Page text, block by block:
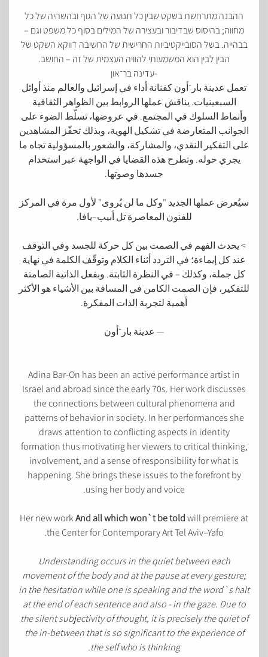
ההבנה מתרחשת בשקט שבין כל תנועה של הגוף ובהשהיה של כל
מחווה; בהיסוס שבדיבור ובעצירה של המילים בסוף כל משפט וגם –
בבהייה. בשל הסובייקטיביות החרישית של החשיבה דווקא השקט של
הבין לבין הוא המשמעותי להוויה העצמית של זה – החושב.
-עדינה בר־און
تعمل عدينة بار־أون كفنانة أداء في إسرائيل والعالم منذ أوائل
السبعينيات. يناقش عملها الروابط بين الظواهر الثقافية
وأنماط السلوك في المجتمع. في عروضها، تسلّط الضوء على
الجوانب المتعارضة في تشكيل الهوية، وبذلك تحفّز المشاهدين
على التفكير النقدي، والمشاركة، والشعور بالمسؤولية تجاه ما
يجري حوله. وتطرح هذه القضايا في الواجهة عبر استخدام
جسدها وصوتها.
سيُعرض عملها الجديد "وكل ما لن يُروى" لأول مرة في المركز
للفنون المعاصرة تل أبيب–يافا.
> يحدث الفهم في الصمت بين كل حركة للجسد وفي التوقف
عند كل إيماءة؛ في التردد أثناء الكلام وتوقّف الكلمة في نهاية
كل جملة، وكذلك – في النظرة الثابتة. وبفعل الذاتية الصامتة
للتفكير، فإن الصمت الكامن في المسافة بين الأشياء هو الأكثر
أهمية لتجربة الذات المفكرة.
— عدينة بار־أون
Adina Bar-On has been an active performance artist in
Israel and abroad since the early 70s. Her work discusses
the connections between cultural phenomena and
patterns of behavior in society. In her performances she
draws attention to conflicting aspects in identity
formation thus motivating her viewers to critical thinking,
involvement, and a sense of responsibility for what is
happening. She brings these issues to the forefront by
using her body and voice.
Her new workAnd all which won`t be toldwill premiere at
the Center for Contemporary Art Tel Aviv–Yafo.
Understanding occurs in the quiet between each
movement of the body and at the pause at every gesture;
in the hesitation while one is speaking and the word`s halt
at the end of each sentence and also - in the gaze. Due to
the silent subjectivity of thought, it is precisely the quiet of
the in-between that is so significant to the experience of
the self who is thinking.